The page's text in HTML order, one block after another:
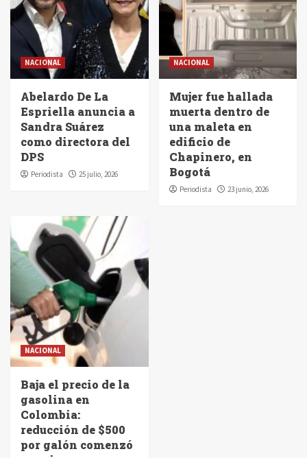
NACIONAL
Abelardo De La
Espriella anuncia a
Sandra Suárez
como directora del
DPS
Periodista 25 julio, 2026
NACIONAL
Mujer fue hallada
muerta dentro de
una maleta en
edificio de
Chapinero, en
Bogotá
Periodista 23 junio, 2026
NACIONAL
Baja el precio de la
gasolina en
Colombia:
reducción de $500
por galón comenzó